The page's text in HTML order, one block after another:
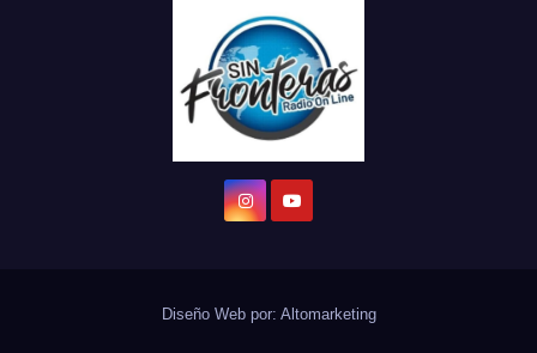
Diseño Web por: Altomarketing